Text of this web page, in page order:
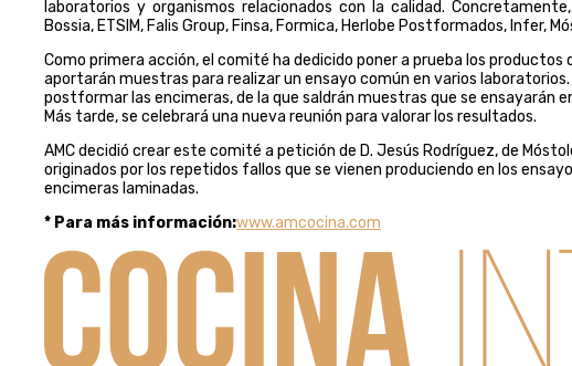
laboratorios y organismos relacionados con la calidad.
Bossia, ETSIM, Falis Group, Finsa, Formica, Herlobe Postformados, Infer,
Como primera acción, el comité ha dedicido poner a prueba los
aportarán muestras para realizar un ensayo común en varios
postformar las encimeras, de la que saldrán muestras que se ensayarán
Más tarde, se celebrará una nueva reunión para valorar los resultados.
AMC decidió crear este comité a petición de D. Jesús Rodríguez, de
originados por los repetidos fallos que se vienen produciendo en los
encimeras laminadas.
* Para más información:www.amcocina.com